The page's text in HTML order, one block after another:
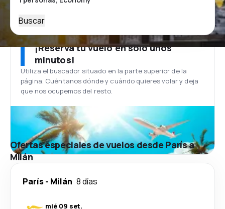
Buscar
¡Reserva tu vuelo en solo unos
minutos!
Utiliza el buscador situado en la parte superior de la
página. Cuéntanos dónde y cuándo quieres volar y deja
que nos ocupemos del resto.
Ofertas especiales de vuelos desde París a
Milán
París- Milán 8 días
mié 09 set.